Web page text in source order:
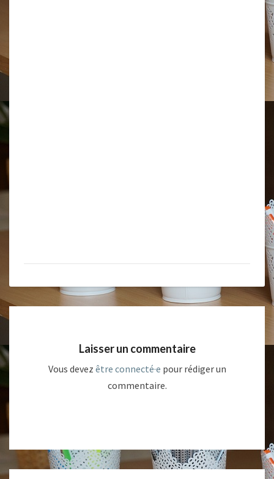
Laisser un commentaire
Vous devez être connecté·e pour rédiger un
commentaire.